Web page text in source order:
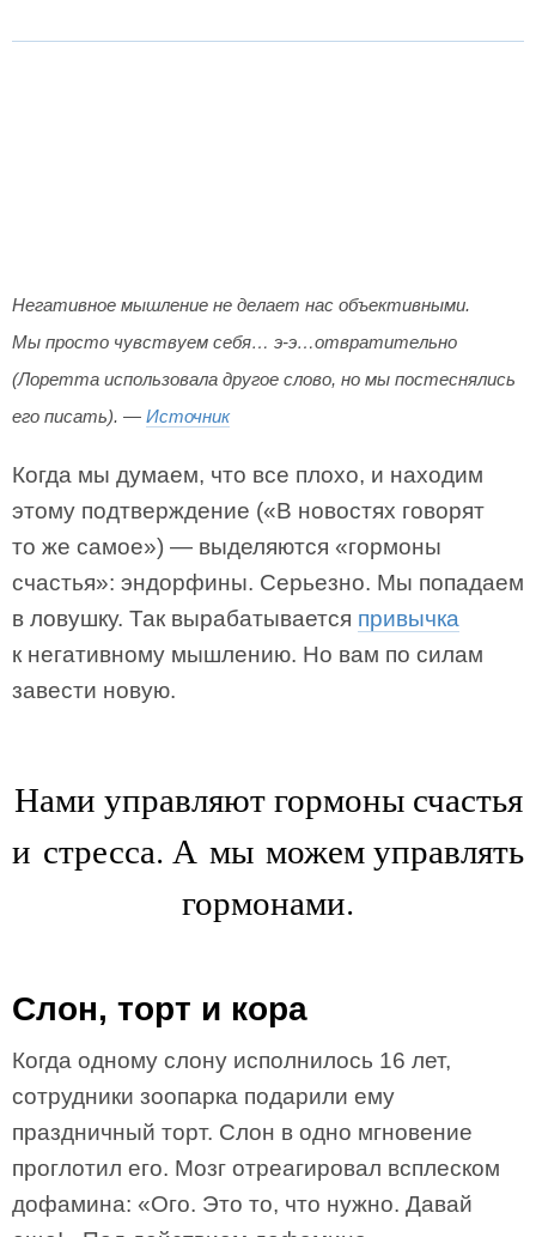
Негативное мышление не делает нас объективными.
Мы просто чувствуем себя… э-э…отвратительно
(Лоретта использовала другое слово, но мы постеснялись
его писать). — Источник
Когда мы думаем, что все плохо, и находим
этому подтверждение («В новостях говорят
то же самое») — выделяются «гормоны
счастья»: эндорфины. Серьезно. Мы попадаем
в ловушку. Так вырабатывается привычка
к негативному мышлению. Но вам по силам
завести новую.
Нами управляют гормоны счастья
и стресса. А мы можем управлять
гормонами.
Слон, торт и кора
Когда одному слону исполнилось 16 лет,
сотрудники зоопарка подарили ему
праздничный торт. Слон в одно мгновение
проглотил его. Мозг отреагировал всплеском
дофамина: «Ого. Это то, что нужно. Давай